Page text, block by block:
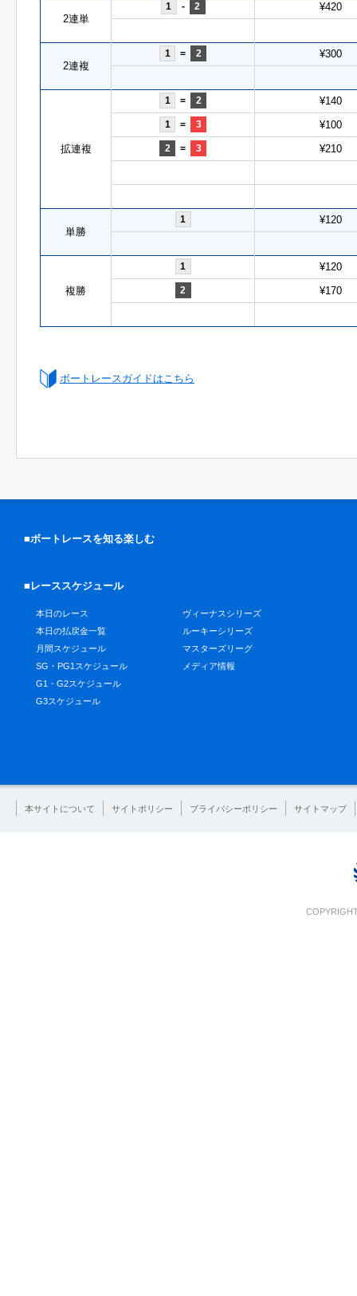
2連単
1 - 2 ¥420
2連複
1 = 2 ¥300
拡連複
1 = 2 ¥140
1 = 3 ¥100
2 = 3 ¥210
単勝
1 ¥120
複勝
1 ¥120
2 ¥170
ボートレースガイドはこちら
■ボートレースを知る楽しむ
■レーススケジュール
本日のレース
本日の払戻金一覧
月間スケジュール
SG・PG1スケジュール
G1・G2スケジュール
G3スケジュール
ヴィーナスシリーズ
ルーキーシリーズ
マスターズリーグ
メディア情報
本サイトについて サイトポリシー プライバシーポリシー サイトマップ